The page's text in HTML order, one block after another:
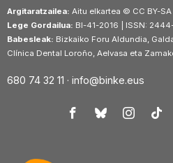
Argitaratzailea: Aitu elkartea © CC BY-SA
Lege Gordailua: BI-41-2016 | ISSN:
Babesleak: Bizkaiko Foru Aldundia,
Clínica Dental Loroño, Aelvasa eta
680 74 32 11 · info@binke.eus